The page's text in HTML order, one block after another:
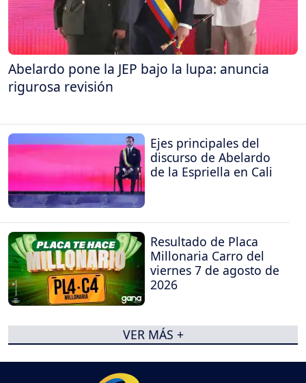
Abelardo pone la JEP bajo la lupa: anuncia
rigurosa revisión
Ejes principales del
discurso de Abelardo
de la Espriella en Cali
Resultado de Placa
Millonaria Carro del
viernes 7 de agosto de
2026
VER MÁS +